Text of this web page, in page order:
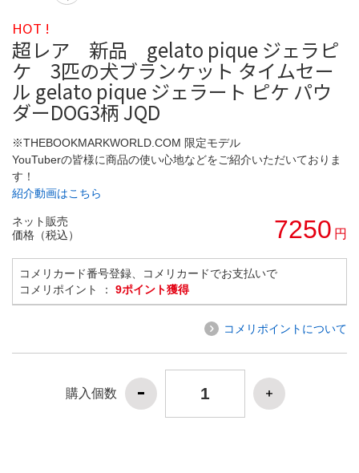
HOT !
超レア 新品 gelato pique ジェラピ
ケ 3匹の犬ブランケット タイムセー
ル gelato pique ジェラート ピケ パウ
ダーDOG3柄 JQD
※THEBOOKMARKWORLD.COM 限定モデル
YouTuberの皆様に商品の使い心地などをご紹介いただいておりま
す！
紹介動画はこちら
ネット販売
価格（税込）
7250 円
コメリカード番号登録、コメリカードでお支払いで
コメリポイント ： 9ポイント獲得
コメリポイントについて
購入個数